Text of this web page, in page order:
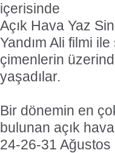
içerisinde
Açık Hava Yaz
Yandım Ali filmi
çimenlerin
yaşadılar.
Bir dönemin en
bulunan açık
24-26-31